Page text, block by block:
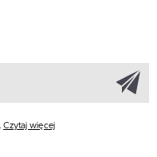
Czytaj więcej